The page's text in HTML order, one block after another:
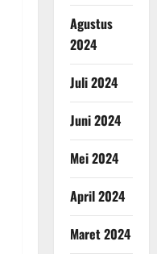
Agustus
2024
Juli 2024
Juni 2024
Mei 2024
April 2024
Maret 2024